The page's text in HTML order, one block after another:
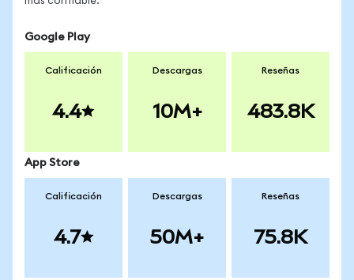
Google Play
Calificación
4.4
Descargas
10M+
Reseñas
483.8K
App Store
Calificación
4.7
Descargas
50M+
Reseñas
75.8K